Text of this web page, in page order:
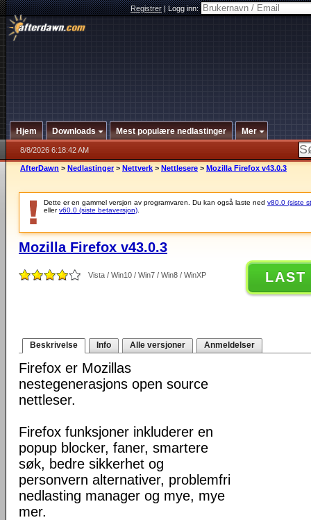
Registrer|Logg inn:
Hjem Downloads Mest populære nedlastinger Mer
8/8/2026 6:18:42 AM
AfterDawn > Nedlastinger > Nettverk > Nettlesere > Mozilla Firefox v43.0.3
Dette er en gammel versjon av programvaren. Du kan også laste ned v80.0 (siste
ellerv60.0 (siste betaversjon)
Mozilla Firefox v43.0.3
Vista / Win10 / Win7 / Win8 / WinXP LAST
Beskrivelse Info Alle versjoner Anmeldelser
Firefox er Mozillas
nestegenerasjons open source
nettleser.
Firefox funksjoner inkluderer en
popup blocker, faner, smartere
søk, bedre sikkerhet og
personvern alternativer, problemfri
nedlasting manager og mye, mye
mer.